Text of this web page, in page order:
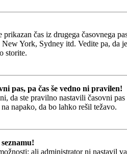
prikazan čas iz drugega časovnega
York, Sydney itd. Vedite pa, da
storite.
pas, pa čas še vedno ni pravilen!
da ste pravilno nastavili časovni
napako, da bo lahko rešil težavo.
ali administrator ni nastavil